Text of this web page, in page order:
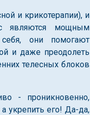
и крикотерапии), и
являются мощным
они помогают
и даже преодолеть
телесных блоков
- проникновенно,
укрепить его! Да-да,